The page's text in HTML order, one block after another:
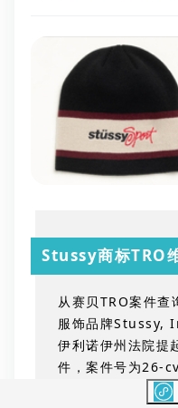
Stussy商标TRO
从赛贝 TRO案件查
服饰品牌Stussy,
伊利诺伊州法院提
件，案件号为26-
多个跨境电商店铺